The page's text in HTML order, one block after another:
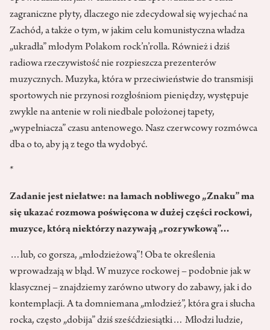
zagraniczne płyty, dlaczego nie zdecydował się wyjechać na
Zachód, a także o tym, w jakim celu komunistyczna władza
„ukradła” młodym Polakom rock’n’rolla. Również i dziś
radiowa rzeczywistość nie rozpieszcza prezenterów
muzycznych. Muzyka, która w przeciwieństwie do transmisji
sportowych nie przynosi rozgłośniom pieniędzy, występuje
zwykle na antenie w roli niedbale położonej tapety,
„wypełniacza” czasu antenowego. Nasz czerwcowy rozmówca
dba o to, aby ją z tego tła wydobyć.
*
Zadanie jest niełatwe: na łamach nobliwego „Znaku” ma
się ukazać rozmowa poświęcona w dużej części rockowi,
muzyce, którą niektórzy nazywają „rozrywkową”…
…lub, co gorsza, „młodzieżową”! Oba te określenia
wprowadzają w błąd. W muzyce rockowej – podobnie jak w
klasycznej – znajdziemy zarówno utwory do zabawy, jak i do
kontemplacji. A ta domniemana „młodzież”, która gra i słucha
rocka, często „dobija” dziś sześćdziesiątki… Młodzi ludzie,